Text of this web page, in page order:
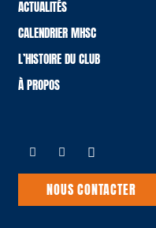
ACTUALITÉS
CALENDRIER MHSC
L’HISTOIRE DU CLUB
À PROPOS
NOUS CONTACTER